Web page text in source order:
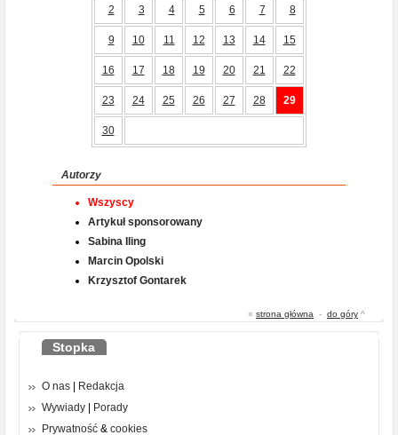
2 3 4 5 6 7 8
9 10 11 12 13 14 15
16 17 18 19 20 21 22
23 24 25 26 27 28 29
30
Autorzy
Wszyscy
Artykuł sponsorowany
Sabina Iling
Marcin Opolski
Krzysztof Gontarek
« strona główna - do góry ^
Stopka
O nas
Redakcja
Wywiady
Porady
Prywatność & cookies